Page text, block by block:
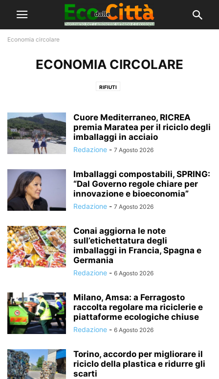
Economia circolare
ECONOMIA CIRCOLARE
RIFIUTI
Cuore Mediterraneo, RICREA
premia Maratea per il riciclo degli
imballaggi in acciaio
Redazione - 7 Agosto 2026
Imballaggi compostabili, SPRING:
“Dal Governo regole chiare per
innovazione e bioeconomia”
Redazione - 7 Agosto 2026
Conai aggiorna le note
sull’etichettatura degli
imballaggi in Francia, Spagna e
Germania
Redazione - 6 Agosto 2026
Milano, Amsa: a Ferragosto
raccolta regolare ma riciclerie e
piattaforme ecologiche chiuse
Redazione - 6 Agosto 2026
Torino, accordo per migliorare il
riciclo della plastica e ridurre gli
scarti